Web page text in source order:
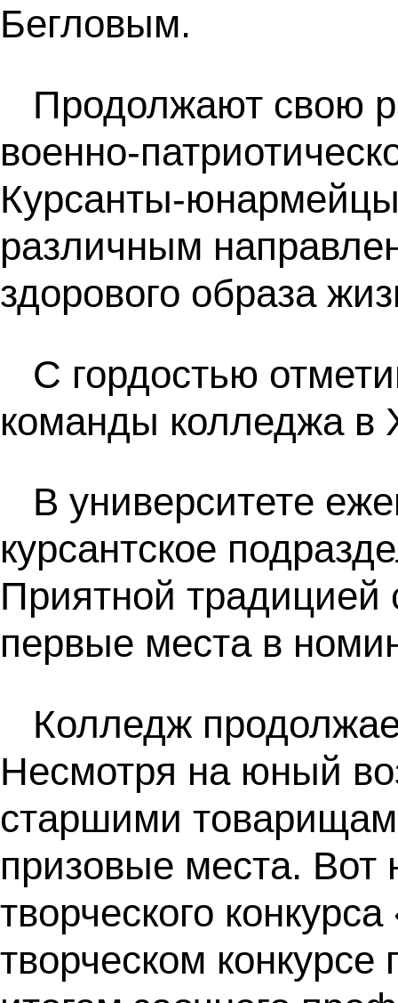
Бегловым.
Продолжают свою
военно-
Курсанты-
различным
здорового образа
С гордостью
команды колледжа в
В университете
курсантское
Приятной традицией
первые места в
Колледж
Несмотря на юный
старшими
призовые места. Вот
творческого
творческом